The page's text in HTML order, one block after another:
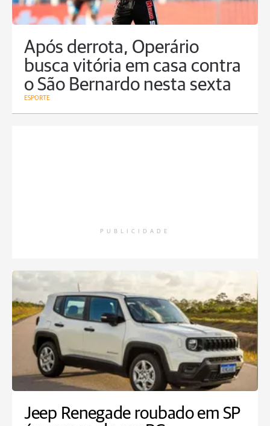
Após derrota, Operário
busca vitória em casa contra
o São Bernardo nesta sexta
ESPORTE
PUBLICIDADE
Jeep Renegade roubado em SP